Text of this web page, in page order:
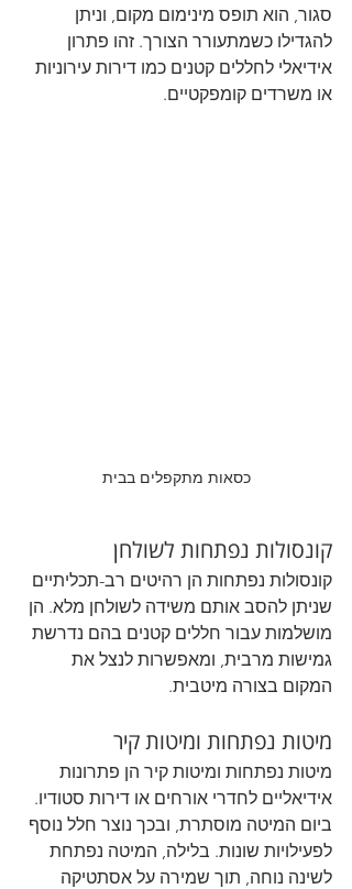
סגור, הוא תופס מינימום מקום, וניתן
להגדילו כשמתעורר הצורך. זהו פתרון
אידיאלי לחללים קטנים כמו דירות עירוניות
או משרדים קומפקטיים.
כסאות מתקפלים בבית
קונסולות נפתחות לשולחן
קונסולות נפתחות הן רהיטים רב-תכליתיים
שניתן להסב אותם משידה לשולחן מלא. הן
מושלמות עבור חללים קטנים בהם נדרשת
גמישות מרבית, ומאפשרות לנצל את
המקום בצורה מיטבית.
מיטות נפתחות ומיטות קיר
מיטות נפתחות ומיטות קיר הן פתרונות
אידיאליים לחדרי אורחים או דירות סטודיו.
ביום המיטה מוסתרת, ובכך נוצר חלל נוסף
לפעילויות שונות. בלילה, המיטה נפתחת
לשינה נוחה, תוך שמירה על אסתטיקה